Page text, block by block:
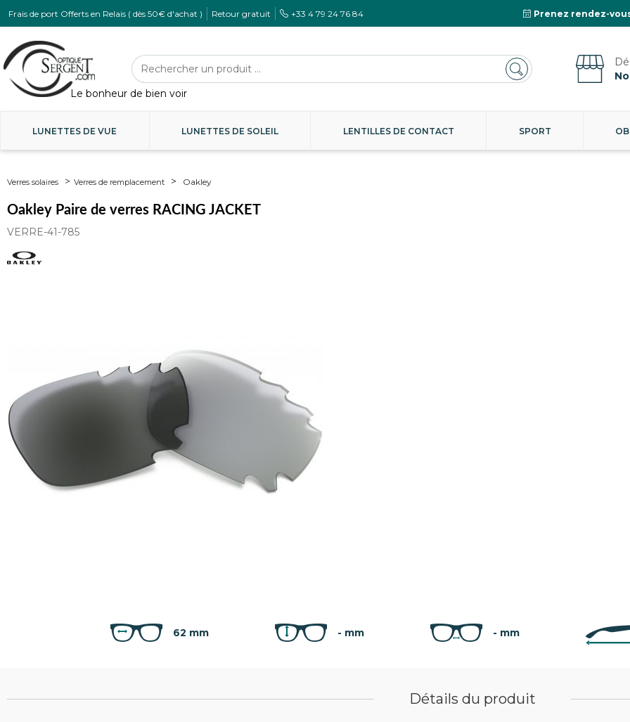
Frais de port Offerts en Relais ( dès 50€ d'achat ) Retour gratuit +33 4 79 24 76 84 Prenez rendez-
LUNETTES DE VUE LUNETTES DE SOLEIL LENTILLES DE CONTACT SPORT
Verres solaires Verres de remplacement Oakley
Oakley Paire de verres RACING JACKET
VERRE-41-785
62 mm - mm - mm
Détails du produit